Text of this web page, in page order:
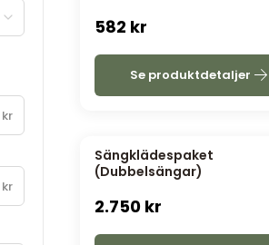
kr
kr
582 kr
Se produktdetaljer
Sängklädespaket
(Dubbelsängar)
2.750 kr